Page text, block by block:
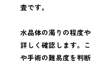
査です。
水晶体の濁りの程度
詳しく確認します。
や手術の難易度を判